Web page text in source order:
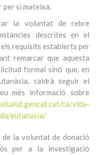
per si mateixa.
la voluntat de rebre
descrites en el
els requisits establerts per
remarcar que aquesta
formal sinó que, en
caldrà seguir el
més informació sobre
ca/vida-
eutanasia/
la voluntat de donació
per a la investigació